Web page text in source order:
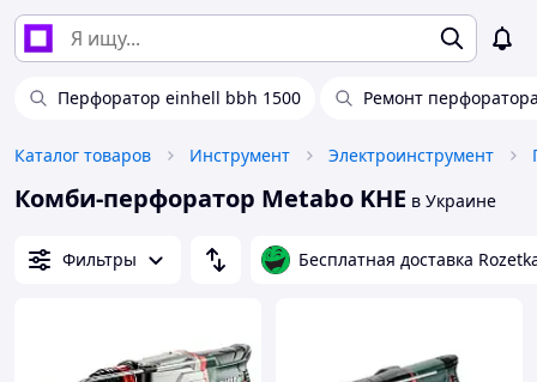
Перфоратор einhell bbh 1500 Ремонт
Каталог товаров Инструмент Электроинструмент
Комби-перфоратор Metabo KHE в Украине
Фильтры Бесплатная доставка